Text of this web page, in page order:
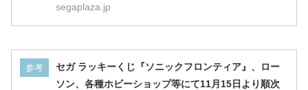
segaplaza.jp
参考
セガ ラッキーくじ『ソニックフロンティア』、ロー
ソン、各種ホビーショップ等にて11月15日より順次